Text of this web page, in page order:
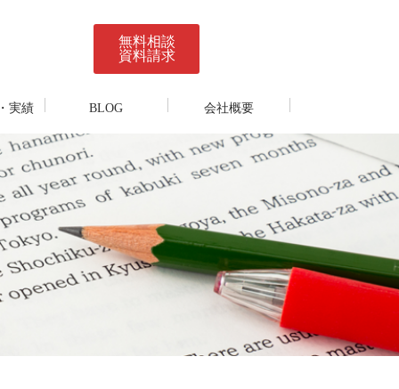
無料相談
資料請求
実績 BLOG 会社概要